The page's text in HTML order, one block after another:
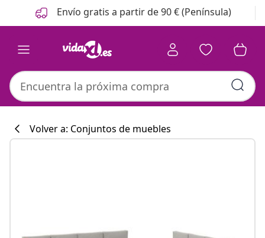
Anterior
Siguiente Envío gratis a partir de 90 € (Península)
Volver a: Conjuntos de muebles